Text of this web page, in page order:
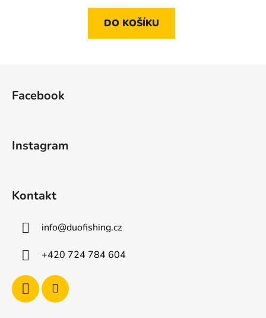
DO KOŠÍKU
Facebook
Instagram
Kontakt
info@duofishing.cz
+420 724 784 604